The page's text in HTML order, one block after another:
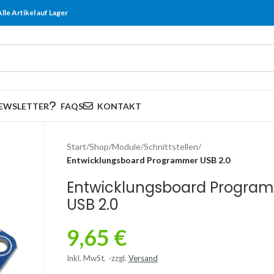
Artikel auf Lager
FAQS KONTAKT
Start/Shop/Module/Schnittstellen/
Entwicklungsboard Programmer USB 2.0
Entwicklungsboard
USB 2.0
9,65 €
Inkl. MwSt. zzgl. Versand